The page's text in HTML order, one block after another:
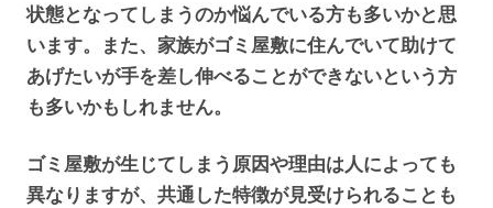
状態となってしまうのか悩んでいる方も多いかと思
います。また、家族がゴミ屋敷に住んでいて助けて
あげたいが手を差し伸べることができないという方
も多いかもしれません。
ゴミ屋敷が生じてしまう原因や理由は人によっても
異なりますが、共通した特徴が見受けられることも